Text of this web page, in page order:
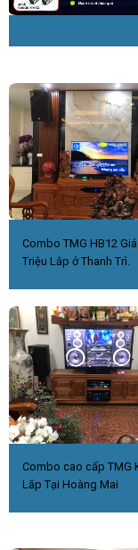
Combo TMG HB12
Triệu Lắp ở Thanh Trì.
Combo cao cấp TMG
Lắp Tại Hoàng Mai